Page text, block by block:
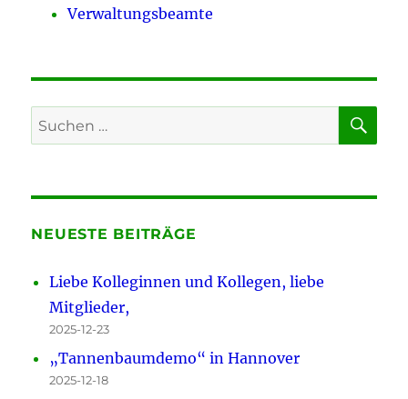
Verwaltungsbeamte
Suchen
nach:
NEUESTE BEITRÄGE
Liebe Kolleginnen und Kollegen, liebe
Mitglieder,
2025-12-23
„Tannenbaumdemo“ in Hannover
2025-12-18